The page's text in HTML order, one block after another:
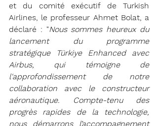
et du comité exécutif de Turkish
Airlines, le professeur Ahmet Bolat, a
déclaré : "Nous sommes heureux du
lancement du programme
stratégique Türkiye Enhanced avec
Airbus, qui témoigne de
l'approfondissement de notre
collaboration avec le constructeur
aéronautique. Compte-tenu des
progrès rapides de la technologie,
nous démarrons l’accompagnement